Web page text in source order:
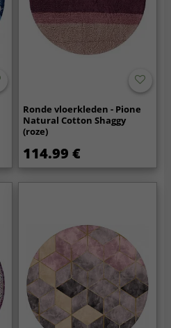
Ronde vloerkleden - Pione
Natural Cotton Shaggy
(roze)
114.99 €